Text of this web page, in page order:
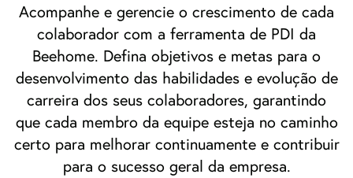
Acompanhe e gerencie o crescimento de cada
colaborador com a ferramenta de PDI da
Beehome. Defina objetivos e metas para o
desenvolvimento das habilidades e evolução de
carreira dos seus colaboradores, garantindo
que cada membro da equipe esteja no caminho
certo para melhorar continuamente e contribuir
para o sucesso geral da empresa.